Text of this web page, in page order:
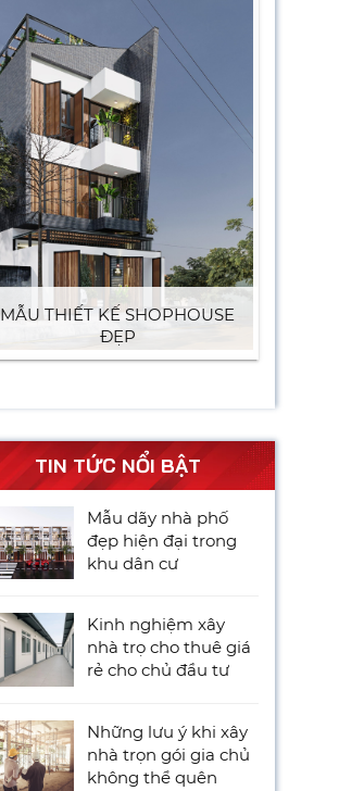
MẪU THIẾT KẾ SHOPHOUSE
ĐẸP
TIN TỨC NỔI BẬT
Mẫu dãy nhà phố
đẹp hiện đại trong
khu dân cư
Kinh nghiệm xây
nhà trọ cho thuê giá
rẻ cho chủ đầu tư
Những lưu ý khi xây
nhà trọn gói gia chủ
không thể quên